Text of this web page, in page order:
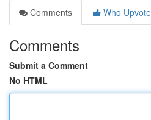
Comments
Who
Comments
Submit a Comment
No HTML